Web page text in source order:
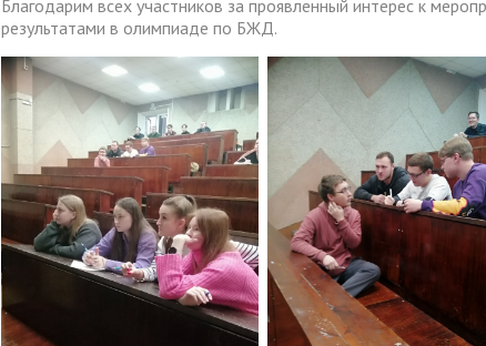
Благодарим всех участников за проявленный интерес к
результатами в олимпиаде по БЖД.